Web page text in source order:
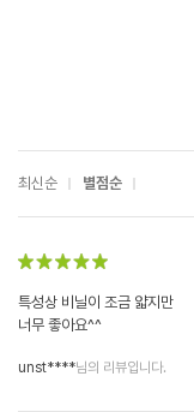
최신순 별점순
특성상 비닐이 조금 얇지만
너무 좋아요^^
unst****님의 리뷰입니다.